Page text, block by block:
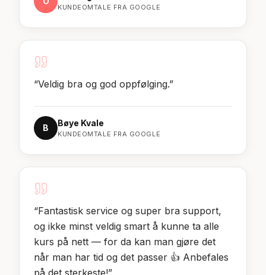
KUNDEOMTALE FRA GOOGLE
“Veldig bra og god oppfølging.”
B Bøye Kvale
KUNDEOMTALE FRA GOOGLE
“Fantastisk service og super bra support,
og ikke minst veldig smart å kunne ta alle
kurs på nett — for da kan man gjøre det
når man har tid og det passer 👍 Anbefales
på det sterkeste!”